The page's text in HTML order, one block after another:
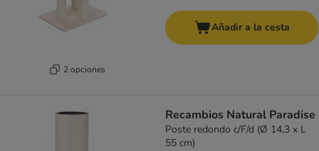
2 opciones
Añadir a la cesta
Recambios Natural Paradise
Poste redondo c/F/d (Ø 14,3 x L
55 cm)